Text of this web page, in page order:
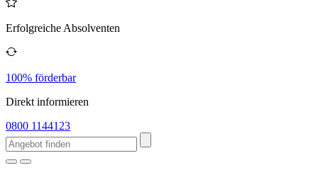
Erfolgreiche Absolventen
100% förderbar
Direkt informieren
0800 1144123